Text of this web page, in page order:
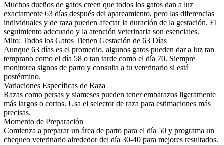
Muchos dueños de gatos creen que todos los gatos dan a luz
exactamente 63 días después del apareamiento, pero las diferencias
individuales y de raza pueden afectar la duración de la gestación. El
seguimiento adecuado y la atención veterinaria son esenciales.
Mito: Todos los Gatos Tienen Gestación de 63 Días
Aunque 63 días es el promedio, algunos gatos pueden dar a luz tan
temprano como el día 58 o tan tarde como el día 70. Siempre
monitorea signos de parto y consulta a tu veterinario si está
postérmino.
Variaciones Específicas de Raza
Razas como persas y siameses pueden tener embarazos ligeramente
más largos o cortos. Usa el selector de raza para estimaciones más
precisas.
Momento de Preparación
Comienza a preparar un área de parto para el día 50 y programa un
chequeo veterinario alrededor del día 30-40 para mejores resultados.